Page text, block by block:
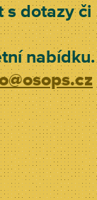
s dotazy či
nabídku.